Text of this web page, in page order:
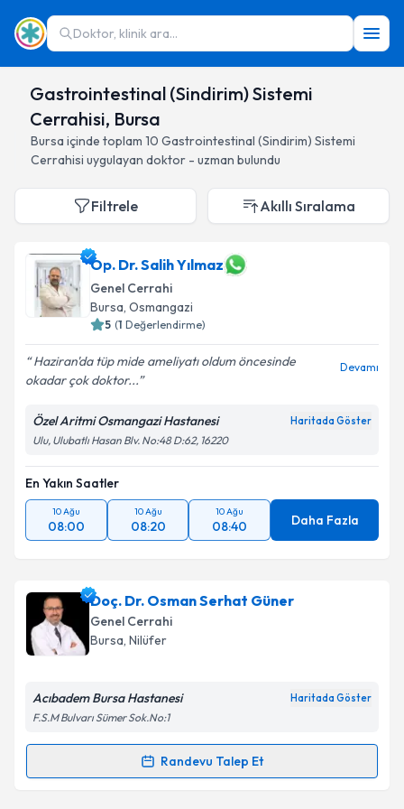
Doktor, klinik ara...
Gastrointestinal (Sindirim) Sistemi
Cerrahisi, Bursa
Bursa içinde toplam 10 Gastrointestinal (Sindirim) Sistemi
Cerrahisi uygulayan doktor - uzman bulundu
Filtrele Akıllı Sıralama
Op. Dr. Salih Yılmaz
Genel Cerrahi
Bursa, Osmangazi
5 (1 Değerlendirme)
Haziran'da tüp mide ameliyatı oldum öncesinde
okadar çok doktor...
Devamı
Özel Aritmi Osmangazi Hastanesi Haritada Göster
Ulu, Ulubatlı Hasan Blv. No:48 D:62, 16220
En Yakın Saatler
10 Ağu
08:00
10 Ağu
08:20
10 Ağu
08:40 Daha Fazla
Doç. Dr. Osman Serhat Güner
Genel Cerrahi
Bursa, Nilüfer
Acıbadem Bursa Hastanesi Haritada Göster
F.S.M Bulvarı Sümer Sok.No:1
Randevu Talep Et
Randevu Takvimi Talebi